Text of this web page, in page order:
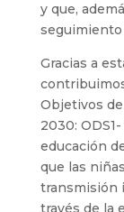
y que,
seguimiento
Gracias a
Objetivos
2030:
educación
que las
transmisión
través de la